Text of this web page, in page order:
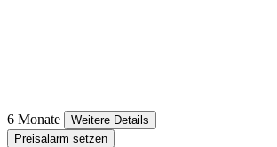
6 Monate
Weitere Details
Preisalarm setzen